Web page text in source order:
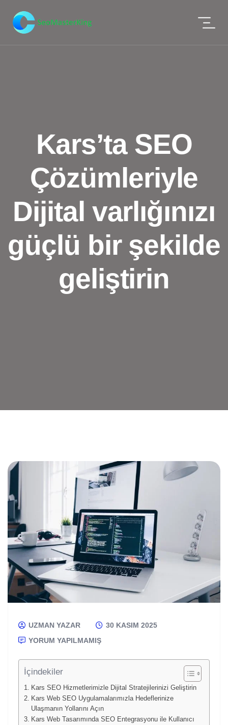
Kars’ta SEO
Çözümleriyle
Dijital varlığınızı
güçlü bir şekilde
geliştirin
UZMAN YAZAR
30 KASIM 2025
YORUM YAPILMAMIŞ
İçindekiler
Kars SEO Hizmetlerimizle Dijital Stratejilerinizi Geliştirin
Kars Web SEO Uygulamalarımızla Hedeflerinize
Ulaşmanın Yollarını Açın
Kars Web Tasarımında SEO Entegrasyonu ile Kullanıcı